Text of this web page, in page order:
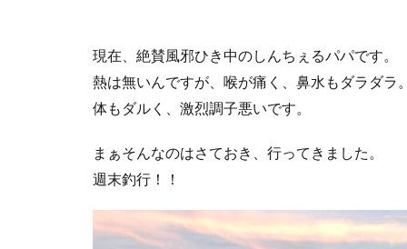
現在、絶賛風邪ひき中のしんちぇるパパです。
熱は無いんですが、喉が痛く、鼻水もダラダラ。
体もダルく、激烈調子悪いです。
まぁそんなのはさておき、行ってきました。
週末釣行！！
ジョアジギング